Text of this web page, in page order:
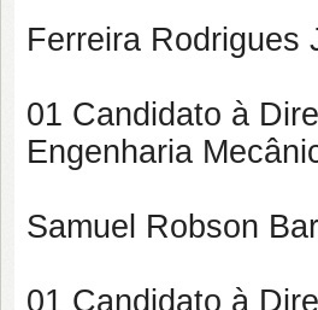
Ferreira Rodrigues
01 Candidato à
Engenharia
Samuel Robson
01 Candidato à